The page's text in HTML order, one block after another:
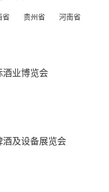
省 贵州省 河南省
酒业博览会
酒及设备展览会